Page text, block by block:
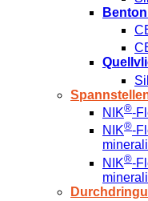
NIK®-
NIK®-
NIK®-